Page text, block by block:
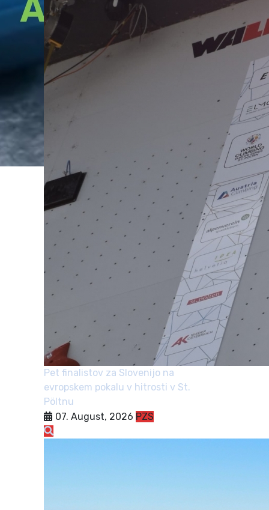
Pet finalistov za Slovenijo na
evropskem pokalu v hitrosti v St.
Pöltnu
07. August, 2026 PZS